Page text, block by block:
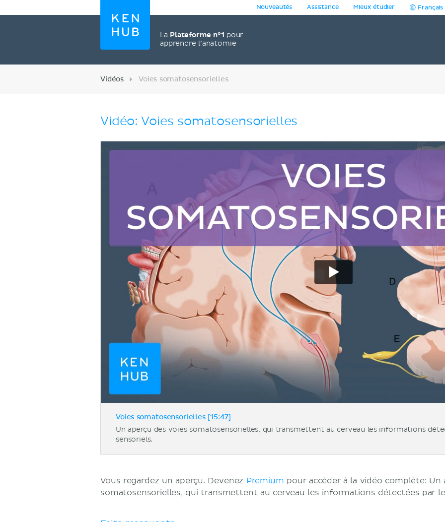
La Plateforme n°1 pour
apprendre l’anatomie
Nouveautés Assistance Mieux étudier Français
Vidéos Voies somatosensorielles
Vidéo: Voies somatosensorielles
Voies somatosensorielles [15:47]
Un aperçu des voies somatosensorielles, qui transmettent au cerveau les informations
sensoriels.
Vous regardez un aperçu. Devenez Premium pour accéder à la vidéo complète: Un
somatosensorielles, qui transmettent au cerveau les informations détectées par